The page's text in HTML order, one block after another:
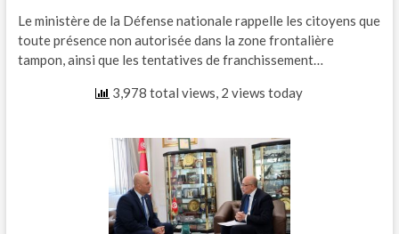
Le ministère de la Défense nationale rappelle les citoyens que
toute présence non autorisée dans la zone frontalière
tampon, ainsi que les tentatives de franchissement…
3,978 total views, 2 views today